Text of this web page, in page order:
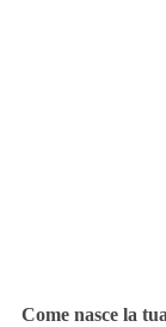
Come nasce la